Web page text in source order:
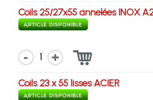
Coils 25/27x55 annelées INOX
1
Coils 23 x 55 lisses ACIER